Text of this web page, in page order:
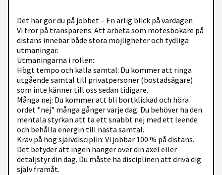
Det här gör du på jobbet – En ärlig blick på vardagen
Vi tror på transparens. Att arbeta som mötesbokare på
distans innebär både stora möjligheter och tydliga
utmaningar.
Utmaningarna i rollen:
Högt tempo och kalla samtal: Du kommer att ringa
utgående samtal till privatpersoner (bostadsägare)
som inte känner till oss sedan tidigare.
Många nej: Du kommer att bli bortklickad och höra
ordet "nej" många gånger varje dag. Du behöver ha den
mentala styrkan att ta ett snabbt nej med ett leende
och behålla energin till nästa samtal.
Krav på hög självdisciplin: Vi jobbar 100 % på distans.
Det betyder att ingen hänger över din axel eller
detaljstyr din dag. Du måste ha disciplinen att driva dig
själv framåt.